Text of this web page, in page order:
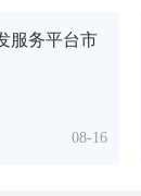
服务平台市
08-16